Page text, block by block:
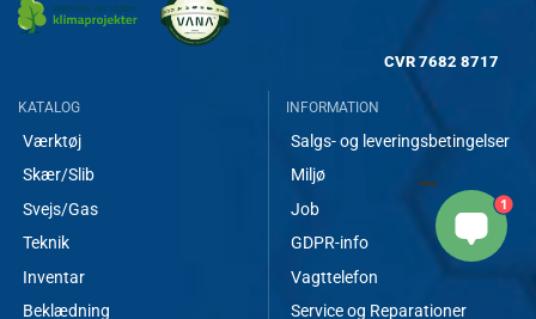
CVR 7682 8717
KATALOG
Værktøj
Skær/Slib
Svejs/Gas
Teknik
Inventar
Beklædning
INFORMATION
Salgs- og leveringsbetingelser
Miljø
Job
GDPR-info
Vagttelefon
Service og Reparationer
1